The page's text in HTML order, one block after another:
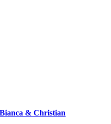
Bianca & Christian